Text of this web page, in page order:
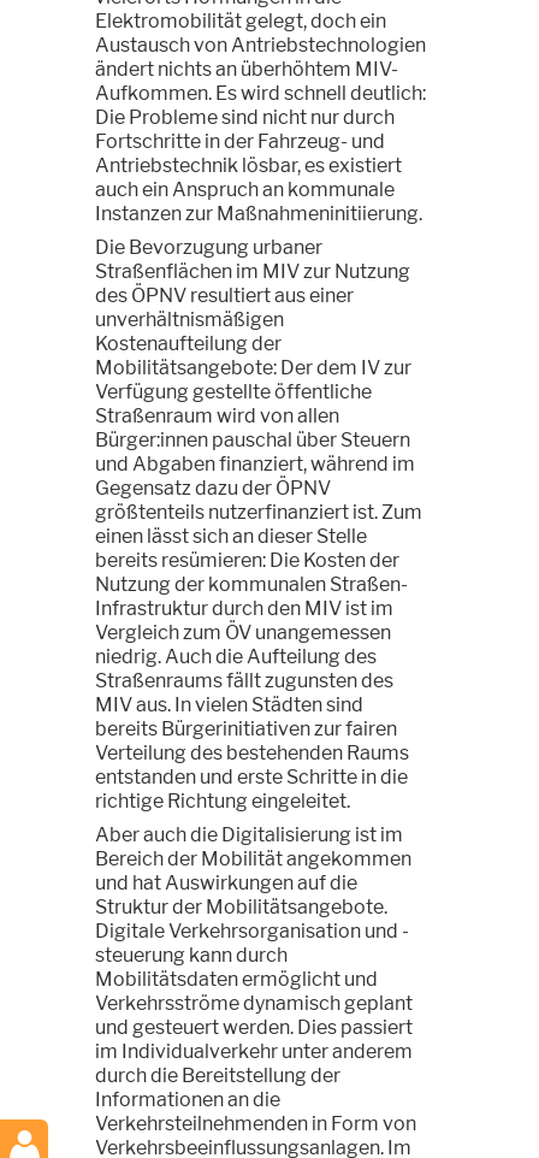
Elektromobilität gelegt, doch ein
Austausch von Antriebstechnologien
ändert nichts an überhöhtem MIV-
Aufkommen. Es wird schnell deutlich:
Die Probleme sind nicht nur durch
Fortschritte in der Fahrzeug- und
Antriebstechnik lösbar, es existiert
auch ein Anspruch an kommunale
Instanzen zur Maßnahmeninitiierung.
Die Bevorzugung urbaner
Straßenflächen im MIV zur Nutzung
des ÖPNV resultiert aus einer
unverhältnismäßigen
Kostenaufteilung der
Mobilitätsangebote: Der dem IV zur
Verfügung gestellte öffentliche
Straßenraum wird von allen
Bürger:innen pauschal über Steuern
und Abgaben finanziert, während im
Gegensatz dazu der ÖPNV
größtenteils nutzerfinanziert ist. Zum
einen lässt sich an dieser Stelle
bereits resümieren: Die Kosten der
Nutzung der kommunalen Straßen-
Infrastruktur durch den MIV ist im
Vergleich zum ÖV unangemessen
niedrig. Auch die Aufteilung des
Straßenraums fällt zugunsten des
MIV aus. In vielen Städten sind
bereits Bürgerinitiativen zur fairen
Verteilung des bestehenden Raums
entstanden und erste Schritte in die
richtige Richtung eingeleitet.
Aber auch die Digitalisierung ist im
Bereich der Mobilität angekommen
und hat Auswirkungen auf die
Struktur der Mobilitätsangebote.
Digitale Verkehrsorganisation und -
steuerung kann durch
Mobilitätsdaten ermöglicht und
Verkehrsströme dynamisch geplant
und gesteuert werden. Dies passiert
im Individualverkehr unter anderem
durch die Bereitstellung der
Informationen an die
Verkehrsteilnehmenden in Form von
Verkehrsbeeinflussungsanlagen. Im